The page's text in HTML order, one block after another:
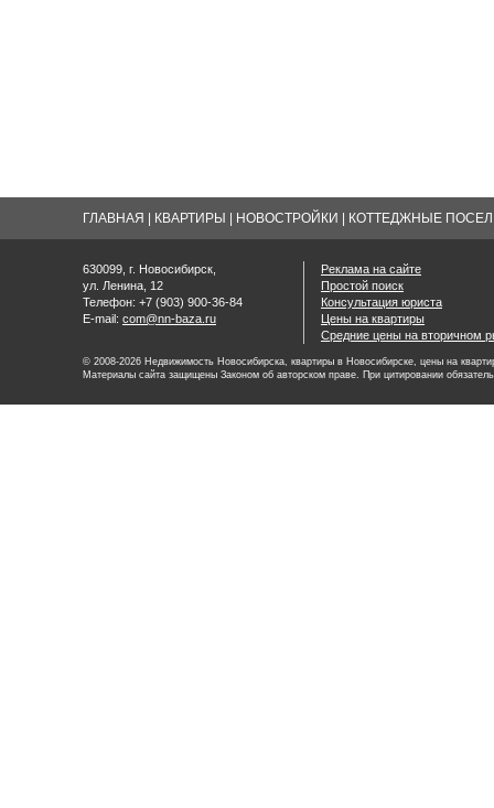
ГЛАВНАЯ КВАРТИРЫ НОВОСТРОЙКИ КОТТЕДЖНЫЕ
630099, г. Новосибирск,
ул. Ленина, 12
Телефон: +7 (903) 900-36-84
E-mail: com@nn-baza.ru
Реклама на сайте
Простой поиск
Консультация юриста
Цены на квартиры
Средние цены на вторичном
© 2008-2026 Недвижимость Новосибирска, квартиры в Новосибирске, цены на
Материалы сайта защищены Законом об авторском праве. При цитировании